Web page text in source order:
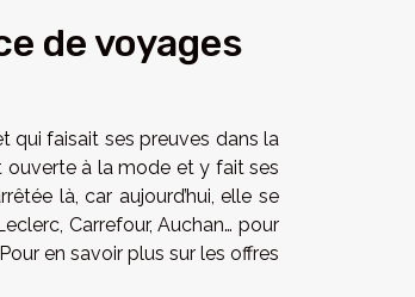
de voyages
qui faisait ses preuves dans la
ouverte à la mode et y fait ses
là, car aujourd’hui, elle se
Carrefour, Auchan… pour
en savoir plus sur les offres